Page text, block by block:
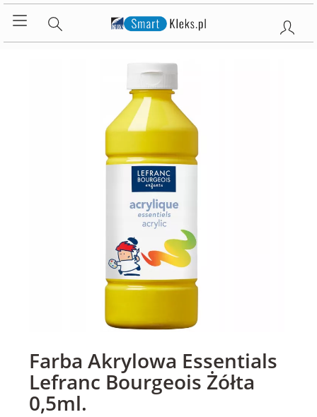
Farba Akrylowa Essentials
Lefranc Bourgeois Żółta
0,5ml.